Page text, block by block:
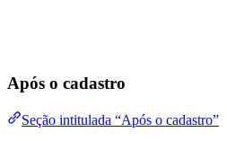
Após o cadastro
Seção intitulada “Após o cadastro”